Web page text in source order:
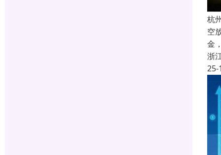
杭
空
金
浙
25-